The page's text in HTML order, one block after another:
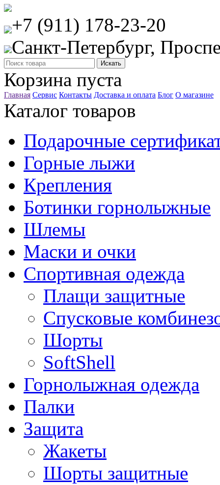
+7 (911) 178-23-20
Санкт-Петербург,
Корзина пуста
Главная Сервис Контакты Доставка и оплата Блог О магазине
Каталог товаров
Подарочные
Горные лыжи
Крепления
Ботинки горнолыжные
Шлемы
Маски и очки
Спортивная одежда
Плащи защитные
Спусковые
Шорты
SoftShell
Горнолыжная одежда
Палки
Защита
Жакеты
Шорты защитные